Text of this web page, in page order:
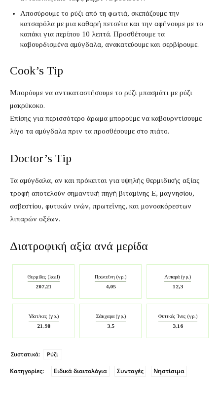
Αποσύρουμε το ρύζι από τη φωτιά, σκεπάζουμε την
κατσαρόλα με μια καθαρή πετσέτα και την αφήνουμε με το
καπάκι για περίπου 10 λεπτά. Προσθέτουμε τα
καβουρδισμένα αμύγδαλα, ανακατεύουμε και σερβίρουμε.
Cook’s Tip
Μπορόυμε να αντικαταστήσουμε το ρύζι μπασμάτι με ρύζι
μακρύκοκο.
Επίσης για περισσότερο άρωμα μπορούμε να καβουρντίσουμε
λίγο τα αμύγδαλα πριν τα προσθέσουμε στο πιάτο.
Doctor’s Tip
Τα αμύγδαλα, αν και πρόκειται για υψηλής θερμιδικής αξίας
τροφή αποτελούν σημαντική πηγή βιταμίνης Ε, μαγνησίου,
ασβεστίου, φυτικών ινών, πρωτεΐνης, και μονοακόρεστων
λιπαρών οξέων.
Διατροφική αξία ανά μερίδα
Θερμίδες (kcal)
207,21
Πρωτεΐνη (γρ.)
4,05
Λιπαρά (γρ.)
12,3
Υδατ/κες (γρ.)
21,98
Σάκχαρα (γρ.)
3,5
Φυτικές Ίνες (γρ.)
3,16
Συστατικά: Ρύζι
Κατηγορίες: Ειδικά διαιτολόγια Συνταγές Νηστίσιμα